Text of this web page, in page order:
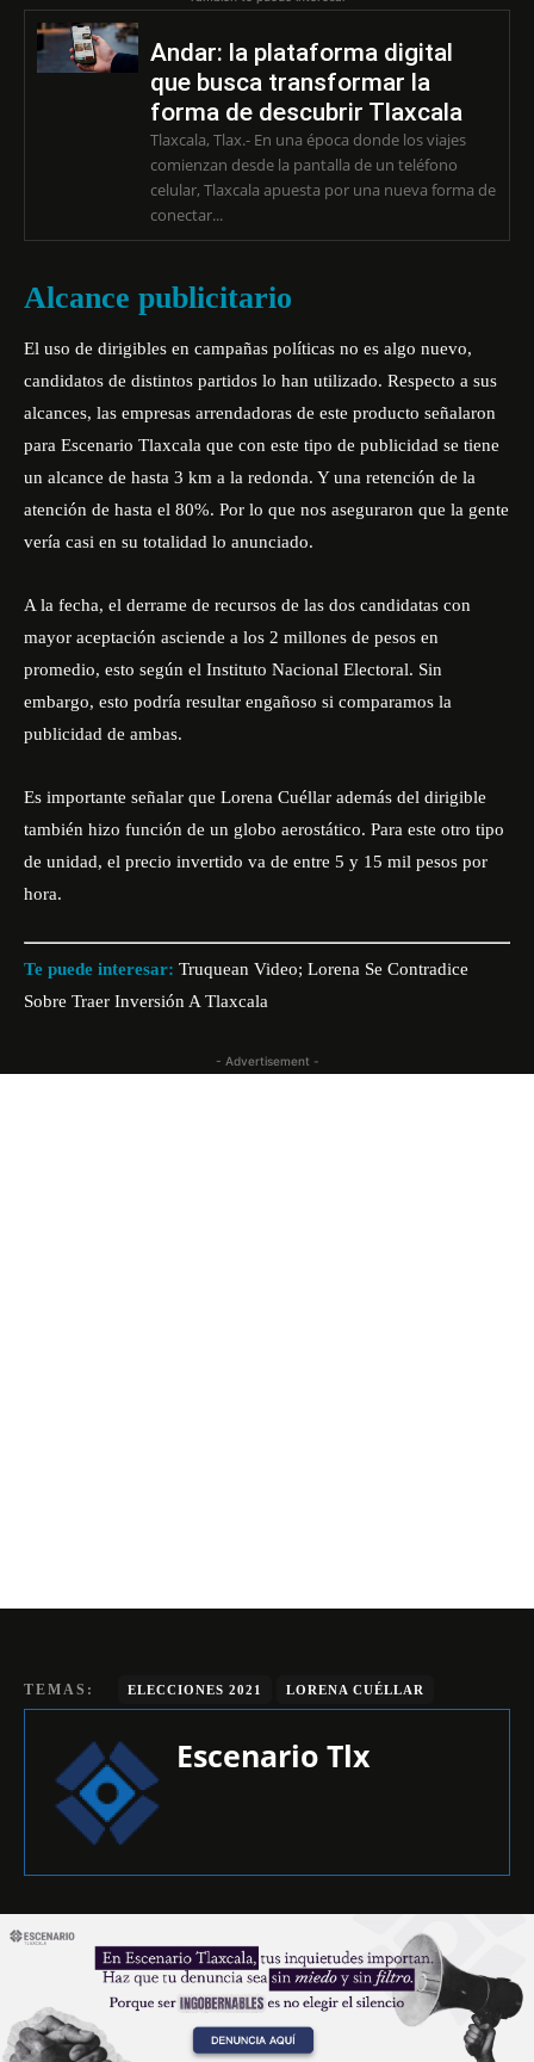
Andar: la plataforma digital
que busca transformar la
forma de descubrir Tlaxcala
Tlaxcala, Tlax.- En una época donde los viajes
comienzan desde la pantalla de un teléfono
celular, Tlaxcala apuesta por una nueva forma de
conectar...
Alcance publicitario
El uso de dirigibles en campañas políticas no es algo nuevo,
candidatos de distintos partidos lo han utilizado. Respecto a sus
alcances, las empresas arrendadoras de este producto señalaron
para Escenario Tlaxcala que con este tipo de publicidad se tiene
un alcance de hasta 3 km a la redonda. Y una retención de la
atención de hasta el 80%. Por lo que nos aseguraron que la gente
vería casi en su totalidad lo anunciado.
A la fecha, el derrame de recursos de las dos candidatas con
mayor aceptación asciende a los 2 millones de pesos en
promedio, esto según el Instituto Nacional Electoral. Sin
embargo, esto podría resultar engañoso si comparamos la
publicidad de ambas.
Es importante señalar que Lorena Cuéllar además del dirigible
también hizo función de un globo aerostático. Para este otro tipo
de unidad, el precio invertido va de entre 5 y 15 mil pesos por
hora.
Te puede interesar: Truquean Video; Lorena Se Contradice
Sobre Traer Inversión A Tlaxcala
- Advertisement -
TEMAS: ELECCIONES 2021 LORENA CUÉLLAR
Escenario Tlx